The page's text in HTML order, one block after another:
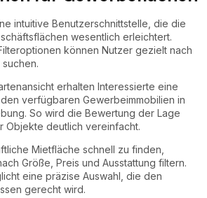
intuitive Benutzerschnittstelle, die die
wesentlich erleichtert.
können Nutzer gezielt nach
erhalten Interessierte eine
verfügbaren Gewerbeimmobilien in
So wird die Bewertung der Lage
Objekte deutlich vereinfacht.
Mietfläche schnell zu finden,
Größe, Preis und Ausstattung filtern.
eine präzise Auswahl, die den
gerecht wird.